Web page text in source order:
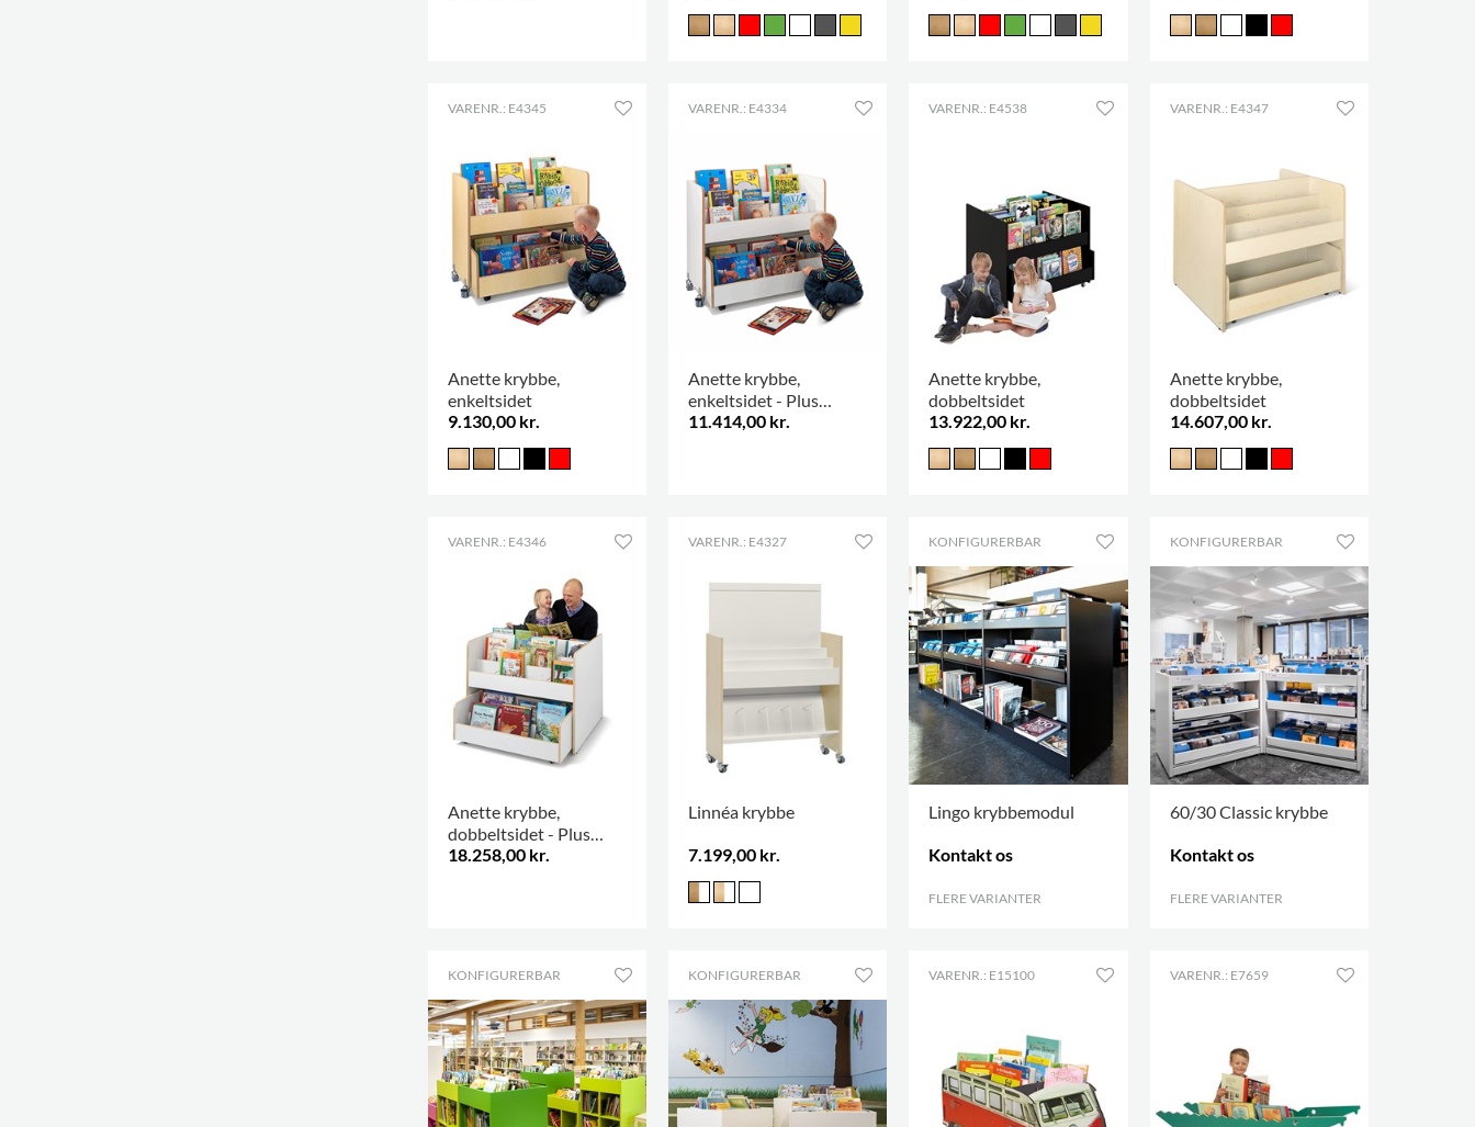
VARENR.: E4345
Anette krybbe,
enkeltsidet
9.130,00 kr.
VARENR.: E4334
Anette krybbe,
enkeltsidet - Plus
Design
11.414,00 kr.
VARENR.: E4538
Anette krybbe,
dobbeltsidet
13.922,00 kr.
VARENR.: E4347
Anette krybbe,
dobbeltsidet
14.607,00 kr.
VARENR.: E4346
Anette krybbe,
dobbeltsidet - Plus
Design
18.258,00 kr.
VARENR.: E4327
Linnéa krybbe
7.199,00 kr.
KONFIGURERBAR
Lingo krybbemodul
Kontakt os
FLERE VARIANTER
KONFIGURERBAR
60/30 Classic krybbe
Kontakt os
FLERE VARIANTER
KONFIGURERBAR KONFIGURERBAR VARENR.: E15100 VARENR.: E7659